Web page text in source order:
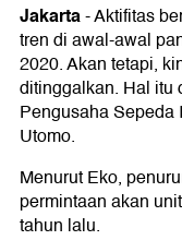
Jakarta-Aktifitas
tren di awal-awal
2020. Akan tetapi,
ditinggalkan. Hal itu
Pengusaha
Utomo.
Menurut Eko,
permintaan akan
tahun lalu.